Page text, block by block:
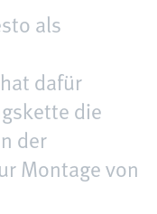
als
dafür
die
der
Montage von